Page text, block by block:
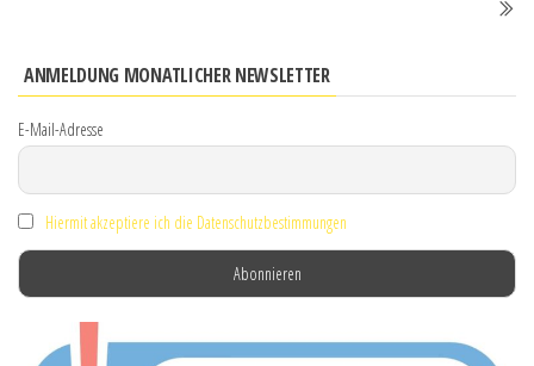
ANMELDUNG MONATLICHER NEWSLETTER
E-Mail-Adresse
Hiermit akzeptiere ich die Datenschutzbestimmungen